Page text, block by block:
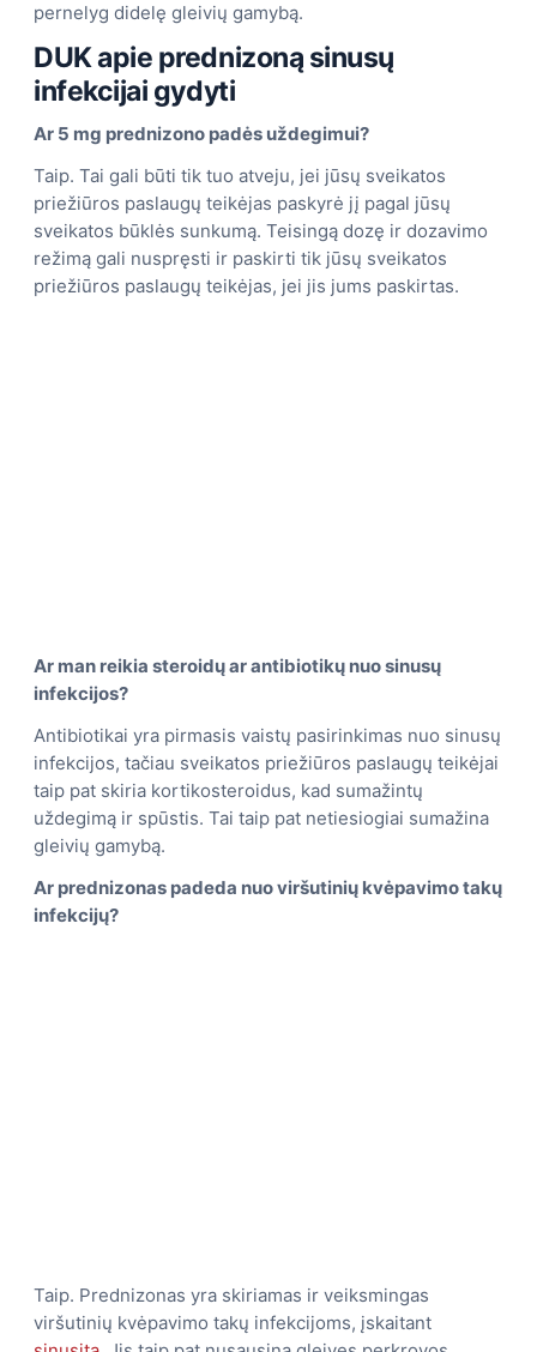
pernelyg didelę gleivių gamybą.
DUK apie prednizoną sinusų
infekcijai gydyti
Ar 5 mg prednizono padės uždegimui?
Taip. Tai gali būti tik tuo atveju, jei jūsų sveikatos
priežiūros paslaugų teikėjas paskyrė jį pagal jūsų
sveikatos būklės sunkumą. Teisingą dozę ir dozavimo
režimą gali nuspręsti ir paskirti tik jūsų sveikatos
priežiūros paslaugų teikėjas, jei jis jums paskirtas.
Ar man reikia steroidų ar antibiotikų nuo sinusų
infekcijos?
Antibiotikai yra pirmasis vaistų pasirinkimas nuo sinusų
infekcijos, tačiau sveikatos priežiūros paslaugų teikėjai
taip pat skiria kortikosteroidus, kad sumažintų
uždegimą ir spūstis. Tai taip pat netiesiogiai sumažina
gleivių gamybą.
Ar prednizonas padeda nuo viršutinių kvėpavimo takų
infekcijų?
Taip. Prednizonas yra skiriamas ir veiksmingas
viršutinių kvėpavimo takų infekcijoms, įskaitant